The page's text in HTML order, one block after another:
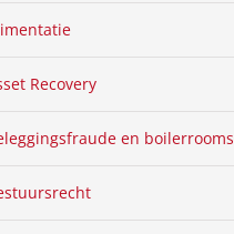
Recovery
en boilerrooms